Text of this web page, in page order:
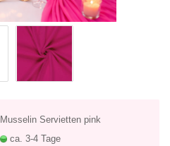
Musselin Servietten pink
ca. 3-4 Tage